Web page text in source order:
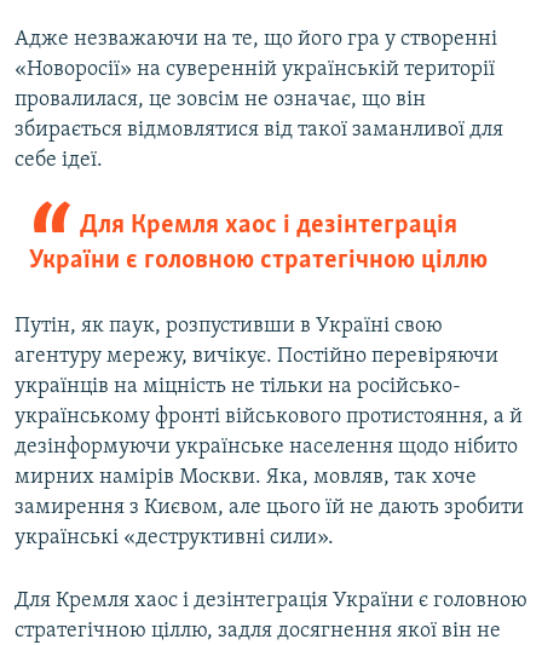
Адже незважаючи на те, що його гра у створенні
«Новоросії» на суверенній українській території
провалилася, це зовсім не означає, що він
збирається відмовлятися від такої заманливої для
себе ідеї.
Для Кремля хаос і дезінтеграція
України є головною стратегічною ціллю
Путін, як паук, розпустивши в Україні свою
агентуру мережу, вичікує. Постійно перевіряючи
українців на міцність не тільки на російсько-
українському фронті військового протистояння, а й
дезінформуючи українське населення щодо нібито
мирних намірів Москви. Яка, мовляв, так хоче
замирення з Києвом, але цього їй не дають зробити
українські «деструктивні сили».
Для Кремля хаос і дезінтеграція України є головною
стратегічною ціллю, задля досягнення якої він не